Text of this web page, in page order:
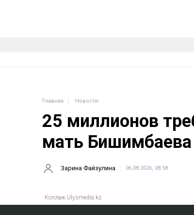
Главная Новости
25 миллионов
мать Бишимбаева
Зарина Файзулина 06.08.2026, 08:58